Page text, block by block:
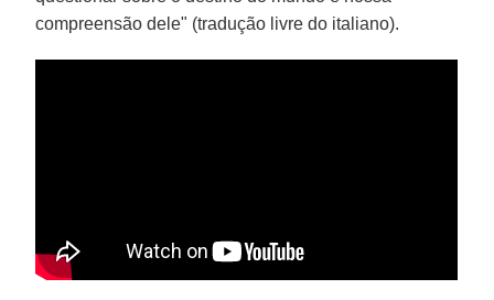
compreensão dele" (tradução livre do italiano).